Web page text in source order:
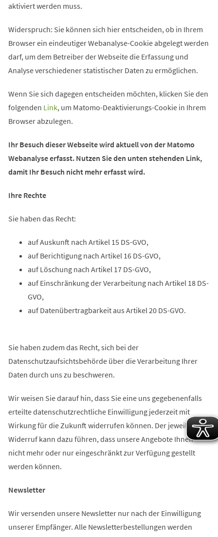
aktiviert werden muss.
Widerspruch: Sie können sich hier entscheiden, ob in Ihrem
Browser ein eindeutiger Webanalyse-Cookie abgelegt werden
darf, um dem Betreiber der Webseite die Erfassung und
Analyse verschiedener statistischer Daten zu ermöglichen.
Wenn Sie sich dagegen entscheiden möchten, klicken Sie den
folgenden Link, um Matomo-Deaktivierungs-Cookie in Ihrem
Browser abzulegen.
Ihr Besuch dieser Webseite wird aktuell von der Matomo
Webanalyse erfasst. Nutzen Sie den unten stehenden Link,
damit Ihr Besuch nicht mehr erfasst wird.
Ihre Rechte
Sie haben das Recht:
auf Auskunft nach Artikel 15 DS-GVO,
auf Berichtigung nach Artikel 16 DS-GVO,
auf Löschung nach Artikel 17 DS-GVO,
auf Einschränkung der Verarbeitung nach Artikel 18 DS-
GVO,
auf Datenübertragbarkeit aus Artikel 20 DS-GVO.
Sie haben zudem das Recht, sich bei der
Datenschutzaufsichtsbehörde über die Verarbeitung Ihrer
Daten durch uns zu beschweren.
Wir weisen Sie darauf hin, dass Sie eine uns gegebenenfalls
erteilte datenschutzrechtliche Einwilligung jederzeit mit
Wirkung für die Zukunft widerrufen können. Der jeweilige
Widerruf kann dazu führen, dass unsere Angebote Ihnen
nicht mehr oder nur eingeschränkt zur Verfügung gestellt
werden können.
Newsletter
Wir versenden unsere Newsletter nur nach der Einwilligung
unserer Empfänger. Alle Newsletterbestellungen werden